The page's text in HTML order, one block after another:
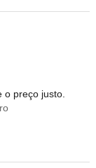
o preço justo.